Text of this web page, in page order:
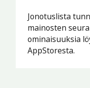
Jonotuslista
mainosten
ominaisuuksia
AppStoresta.